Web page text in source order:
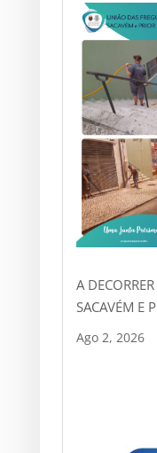
A
SACAVÉM E
Ago 2, 2026